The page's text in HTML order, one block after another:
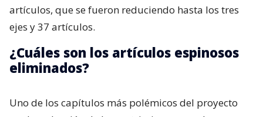
artículos, que se fueron reduciendo hasta los tres
ejes y 37 artículos.
¿Cuáles son los artículos espinosos
eliminados?
Uno de los capítulos más polémicos del proyecto